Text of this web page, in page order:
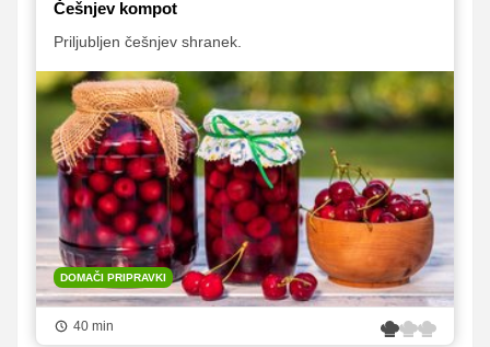
Češnjev kompot
Priljubljen češnjev shranek.
DOMAČI PRIPRAVKI
40 min